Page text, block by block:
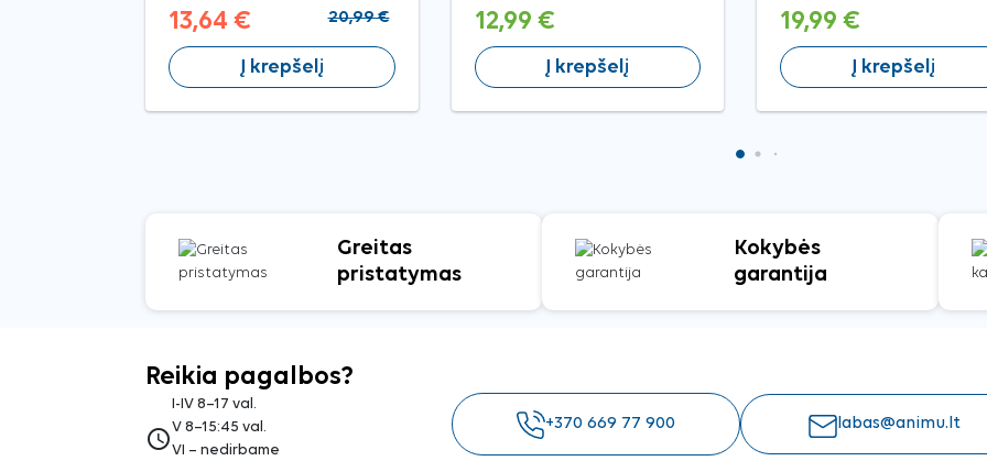
13,64 € 20,99 €
Į krepšelį
12,99 €
Į krepšelį
19,99 €
Į krepšelį
Greitas
pristatymas
Kokybės
garantija
Reikia pagalbos?
access_time
I-IV 8–17 val.
V 8–15:45 val.
VI – nedirbame
+370 669 77 900 labas@animu.lt